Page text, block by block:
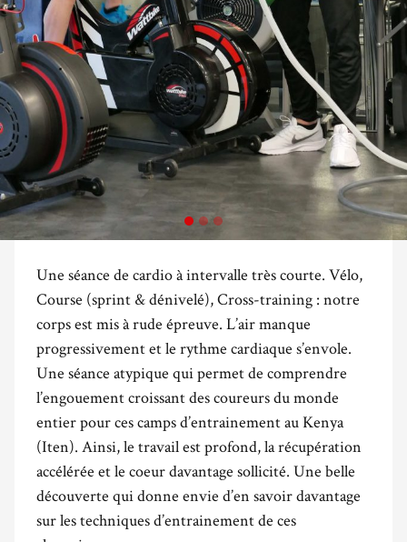
Une séance de cardio à intervalle très courte. Vélo,
Course (sprint & dénivelé), Cross-training : notre
corps est mis à rude épreuve. L’air manque
progressivement et le rythme cardiaque s’envole.
Une séance atypique qui permet de comprendre
l’engouement croissant des coureurs du monde
entier pour ces camps d’entrainement au Kenya
(Iten). Ainsi, le travail est profond, la récupération
accélérée et le coeur davantage sollicité. Une belle
découverte qui donne envie d’en savoir davantage
sur les techniques d’entrainement de ces